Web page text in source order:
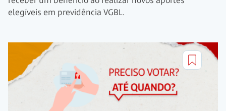
elegíveis em previdência VGBL.